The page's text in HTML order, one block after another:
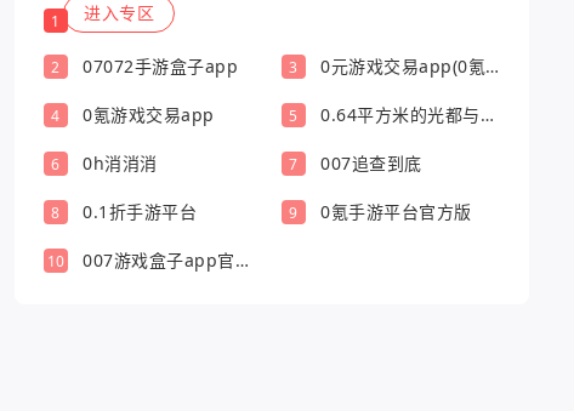
1 进入专区
2 07072手游盒子app 3
0元游戏交易app(0氪
4 0氪游戏交易app 5
0.64平方米的光都与你
6 0h消消消 7 007追查到底
8 0.1折手游平台 9 0氪手游平台官方版
10
007游戏盒子app官方